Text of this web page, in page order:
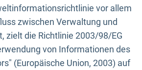
vor allem
zwischen Verwaltung und
zielt die Richtlinie 2003/98/EG
von Informationen des
(Europäische Union, 2003) auf